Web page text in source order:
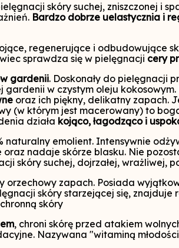
skóry suchej, zniszczonej i
Bardzo dobrze uelastycznia i
regenerujące i odbudowujące
sprawdza się w pielęgnacji cery
gardenii. Doskonały do pielęgnacji
w czystym oleju
oraz ich piękny, delikatny zapach.
(w którym jest macerowany) to
działa kojąco, łagodząco i
naturalny emolient. Intensywnie
nadaje skórze blasku. Nie
skóry suchej, dojrzałej, wrażliwej,
orzechowy zapach. Posiada
skóry starzejącej się, znajduje
skóry
, chroni skórę przed atakiem
Nazywana "witaminą